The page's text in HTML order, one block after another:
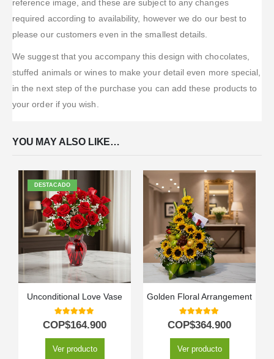
reference image, and these are subject to any changes
required according to availability, however we do our best to
please our customers even in the smallest details.
We suggest that you accompany this design with chocolates,
stuffed animals or wines to make your detail even more special,
in the next step of the purchase you can add these products to
your order if you wish.
YOU MAY ALSO LIKE…
DESTACADO
Unconditional Love Vase
5.00out of 5
COP$164.900
Ver producto
Golden Floral Arrangement
5.00out of 5
COP$364.900
Ver producto